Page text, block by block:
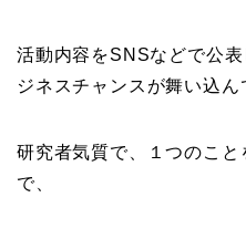
活動内容をSNSなどで公
ジネスチャンスが舞い込ん
研究者気質で、１つのこ
で、